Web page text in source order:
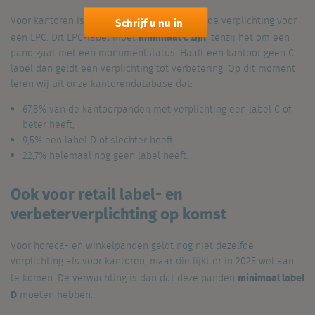
Voor kantoren is er al een algemeen geldende verplichting voor
een EPC. Dit EPC-label moetminimaal C zijn, tenzij het om een
pand gaat met een monumentstatus. Haalt een kantoor geen C-
label dan geldt een verplichting tot verbetering. Op dit moment
leren wij uit onze kantorendatabase dat:
67,8% van de kantoorpanden met verplichting een label C of
beter heeft;
9,5% een label D of slechter heeft;
22,7% helemaal nog geen label heeft.
Ook voor retail label- en
verbeterverplichting op komst
Voor horeca- en winkelpanden geldt nog niet dezelfde
verplichting als voor kantoren, maar die lijkt er in 2025 wel aan
te komen. De verwachting is dan dat deze panden minimaal label
D moeten hebben.
Schrijf u nu in